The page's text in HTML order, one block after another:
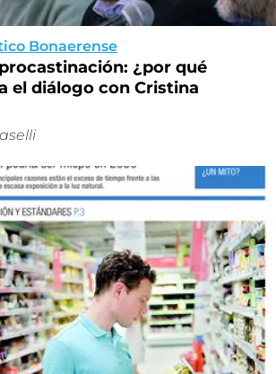
Bonaerense
¿por qué
el diálogo con Cristina